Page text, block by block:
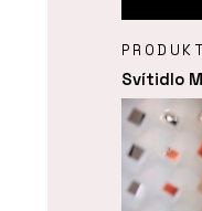
Svítidlo